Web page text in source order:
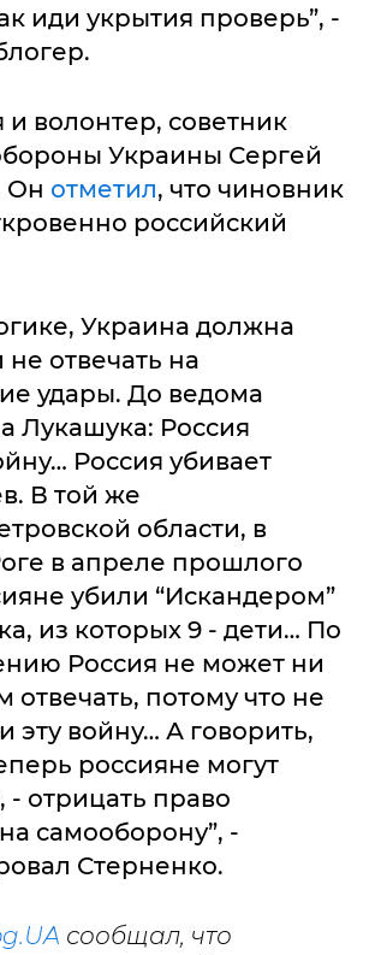
иди укрытия проверь”, -
и волонтер, советник
Украины Сергей
Он отметил, что чиновник
российский
Украина должна
не отвечать на
удары. До ведома
Лукашука: Россия
Россия убивает
В той же
области, в
в апреле прошлого
убили “Искандером”
из которых 9 - дети… По
Россия не может ни
отвечать, потому что не
эту войну… А говорить,
россияне могут
- отрицать право
самооборону”, -
Стерненко.
сообщал, что